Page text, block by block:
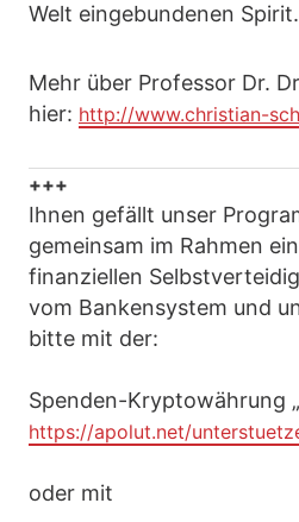
Welt eingebundenen Spirit.
Mehr über Professor Dr.
hier: http://www.christian-
+++
Ihnen gefällt unser
gemeinsam im Rahmen
finanziellen
vom Bankensystem und
bitte mit der:
Spenden-Kryptowährung
https://apolut.net/
oder mit